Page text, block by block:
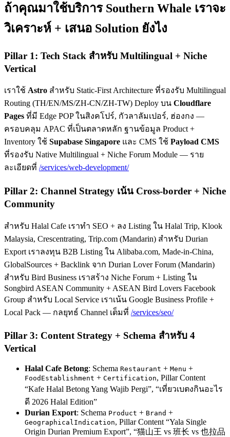
ถ้าคุณมาใช้บริการ Southern Whale เราจะ
วิเคราะห์ + เสนอ Solution ยังไง
Pillar 1: Tech Stack สำหรับ Multilingual + Niche
Vertical
เราใช้ Astro สำหรับ Static-First Architecture ที่รองรับ Multilingual
Routing (TH/EN/MS/ZH-CN/ZH-TW) Deploy บน Cloudflare
Pages ที่มี Edge POP ในสิงคโปร์, กัวลาลัมเปอร์, ฮ่องกง —
ครอบคลุม APAC ที่เป็นตลาดหลัก ฐานข้อมูล Product +
Inventory ใช้ Supabase Singapore และ CMS ใช้ Payload CMS
ที่รองรับ Native Multilingual + Niche Forum Module — ราย
ละเอียดที่ /services/web-development/
Pillar 2: Channel Strategy เน้น Cross-border + Niche
Community
สำหรับ Halal Cafe เราทำ SEO + ลง Listing ใน Halal Trip, Klook
Malaysia, Crescentrating, Trip.com (Mandarin) สำหรับ Durian
Export เราลงทุน B2B Listing ใน Alibaba.com, Made-in-China,
GlobalSources + Backlink จาก Durian Lover Forum (Mandarin)
สำหรับ Bird Business เราสร้าง Niche Forum + Listing ใน
Songbird ASEAN Community + ASEAN Bird Lovers Facebook
Group สำหรับ Local Service เราเน้น Google Business Profile +
Local Pack — กลยุทธ์ Channel เต็มที่ /services/seo/
Pillar 3: Content Strategy + Schema สำหรับ 4
Vertical
Halal Cafe Betong: Schema Restaurant + Menu +
FoodEstablishment + Certification, Pillar Content
“Kafe Halal Betong Yang Wajib Pergi”, “เที่ยวเบตงกินอะไร
ดี 2026 Halal Edition”
Durian Export: Schema Product + Brand +
GeographicalIndication, Pillar Content “Yala Single
Origin Durian Premium Export”, “猫山王 vs 班长 vs 也拉品